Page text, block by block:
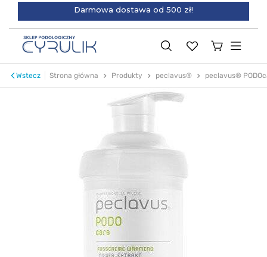
Darmowa dostawa od 500 zł!
Wstecz Strona główna Produkty peclavus® peclavus®